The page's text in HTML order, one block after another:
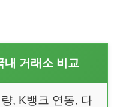
내 거래소 비교
, K뱅크 연동, 다